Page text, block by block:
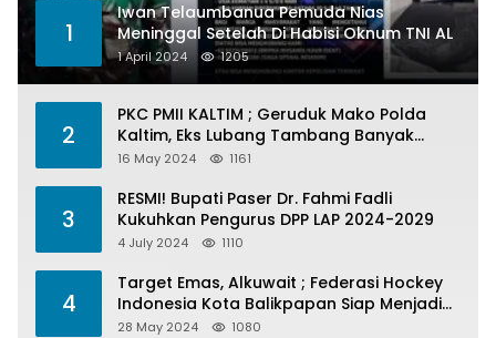
1
Iwan Telaumbanua Pemuda Nias
Meninggal Setelah Di Habisi Oknum TNI AL
1 April 2024 1205
2
PKC PMII KALTIM ; Geruduk Mako Polda
Kaltim, Eks Lubang Tambang Banyak
Menelan Korban
16 May 2024 1161
3
RESMI! Bupati Paser Dr. Fahmi Fadli
Kukuhkan Pengurus DPP LAP 2024-2029
4 July 2024 1110
4
Target Emas, Alkuwait ; Federasi Hockey
Indonesia Kota Balikpapan Siap Menjadi
Barometer Prestasi Di Kaltim
28 May 2024 1080